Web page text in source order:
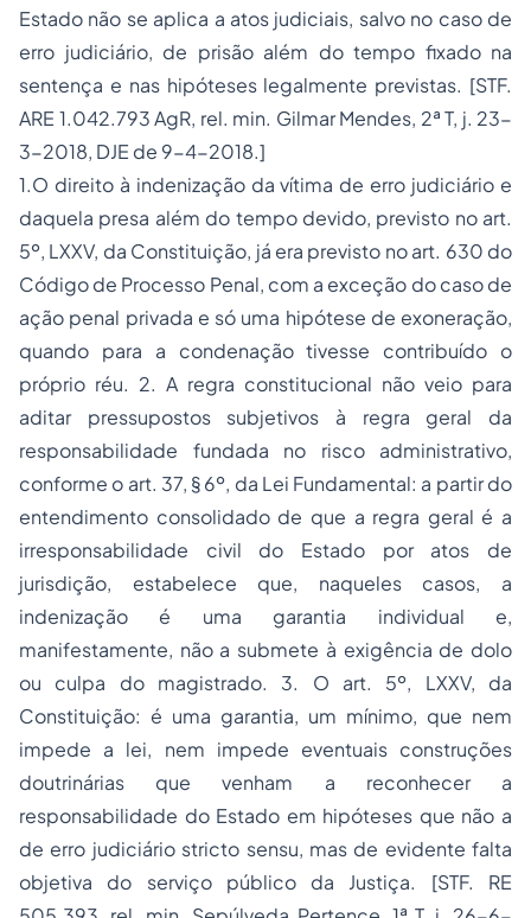
Estado não se aplica a atos judiciais, salvo no caso de
erro judiciário, de prisão além do tempo fixado na
sentença e nas hipóteses legalmente previstas. [STF.
ARE 1.042.793 AgR, rel. min. Gilmar Mendes, 2ª T, j. 23-
3-2018, DJE de 9-4-2018.]
1.O direito à indenização da vítima de erro judiciário e
daquela presa além do tempo devido, previsto no art.
5º, LXXV, da Constituição, já era previsto no art. 630 do
Código de Processo Penal, com a exceção do caso de
ação penal privada e só uma hipótese de exoneração,
quando para a condenação tivesse contribuído o
próprio réu. 2. A regra constitucional não veio para
aditar pressupostos subjetivos à regra geral da
responsabilidade fundada no risco administrativo,
conforme o art. 37, § 6º, da Lei Fundamental: a partir do
entendimento consolidado de que a regra geral é a
irresponsabilidade civil do Estado por atos de
jurisdição, estabelece que, naqueles casos, a
indenização é uma garantia individual e,
manifestamente, não a submete à exigência de dolo
ou culpa do magistrado. 3. O art. 5º, LXXV, da
Constituição: é uma garantia, um mínimo, que nem
impede a lei, nem impede eventuais construções
doutrinárias que venham a reconhecer a
responsabilidade do Estado em hipóteses que não a
de erro judiciário stricto sensu, mas de evidente falta
objetiva do serviço público da Justiça. [STF. RE